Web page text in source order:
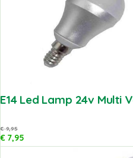
E14 Led Lamp 24v Multi
€9,95
€7,95